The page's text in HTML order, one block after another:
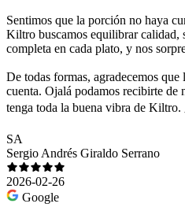
Sentimos que la porción no haya
Kiltro buscamos equilibrar calidad,
completa en cada plato, y nos
De todas formas, agradecemos
cuenta. Ojalá podamos recibirte
tenga toda la buena vibra de
SA
Sergio Andrés Giraldo Serrano
2026-02-26
Google